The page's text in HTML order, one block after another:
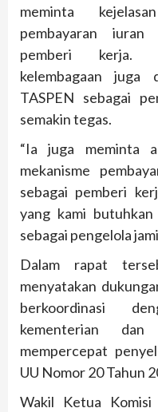
meminta
pembayaran
pemberi kerja.
kelembagaan juga
TASPEN sebagai
semakin tegas.
“Ia juga meminta
mekanisme
sebagai pemberi
yang kami butuhkan
sebagai pengelola
Dalam rapat
menyatakan
berkoordinasi
kementerian
mempercepat
UU Nomor 20 Tahun
Wakil Ketua